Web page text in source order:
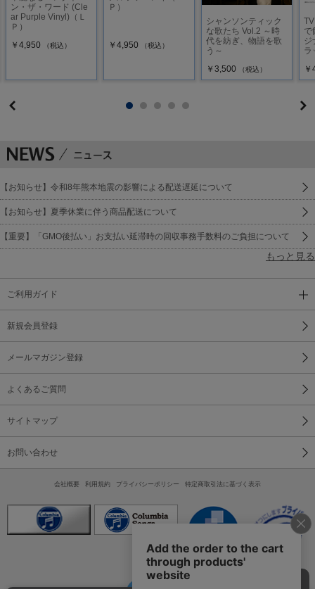
ン・ザ・ワード (Cle
ar Purple Vinyl)（Ｌ
Ｐ）
￥4,950
（税込）
Ｐ）
￥4,950 （税込）
シャンソンティック
な歌たち Vol.2 ～時
代を紡ぎ、物語を歌
う～
￥3,500
（税込）
で
ジ
ラ
【お知らせ】令和8年熊本地震の影響による配送遅延について
【お知らせ】夏季休業に伴う商品配送について
【重要】「GMO後払い」お支払い延滞時の回収事務手数料のご負担について
もっと見る
ご利用ガイド
新規会員登録
メールマガジン登録
よくあるご質問
サイトマップ
お問い合わせ
会社概要 利用規約 プライバシーポリシー 特定商取引法に基づく表示